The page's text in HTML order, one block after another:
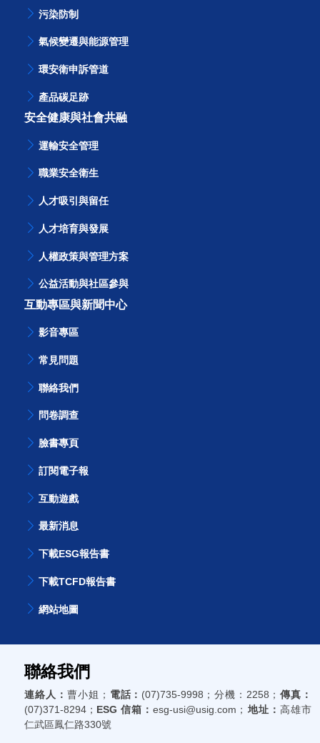
污染防制
氣候變遷與能源管理
環安衛申訴管道
產品碳足跡
安全健康與社會共融
運輸安全管理
職業安全衛生
人才吸引與留任
人才培育與發展
人權政策與管理方案
公益活動與社區參與
互動專區與新聞中心
影音專區
常見問題
聯絡我們
問卷調查
臉書專頁
訂閱電子報
互動遊戲
最新消息
下載ESG報告書
下載TCFD報告書
網站地圖
聯絡我們
連絡人： 曹小姐； 電話： (07)735-9998；分機：2258； 傳真：
(07)371-8294； ESG 信箱：esg-usi@usig.com； 地址： 高雄市
仁武區鳳仁路330號